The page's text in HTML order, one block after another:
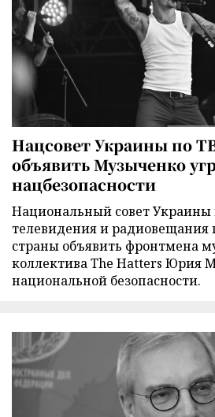
Нацсовет Украины по
объявить Музыченко
нацбезопасности
Национальный совет Украины
телевидения и радиовещания
страны объявить фронтмена
коллектива The Hatters Юрия
национальной безопасности.